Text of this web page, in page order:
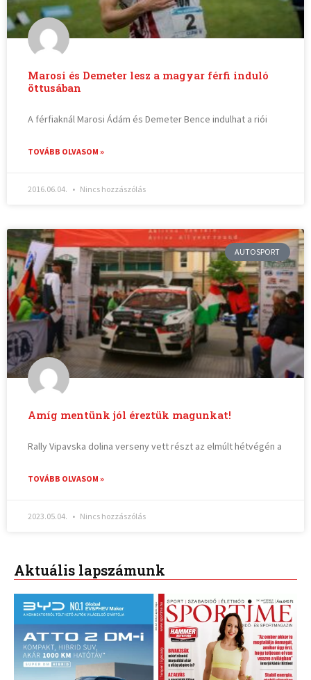
Marosi és Demeter lesz a magyar férfi induló
öttusában
A férfiaknál Marosi Ádám és Demeter Bence indulhat a riói
TOVÁBB OLVASOM »
2016.06.04. Nincs hozzászólás
AUTOSPORT
Amíg mentünk jól éreztük magunkat!
Rally Vipavska dolina verseny vett részt az elmúlt hétvégén a
TOVÁBB OLVASOM »
2023.05.04. Nincs hozzászólás
Aktuális lapszámunk